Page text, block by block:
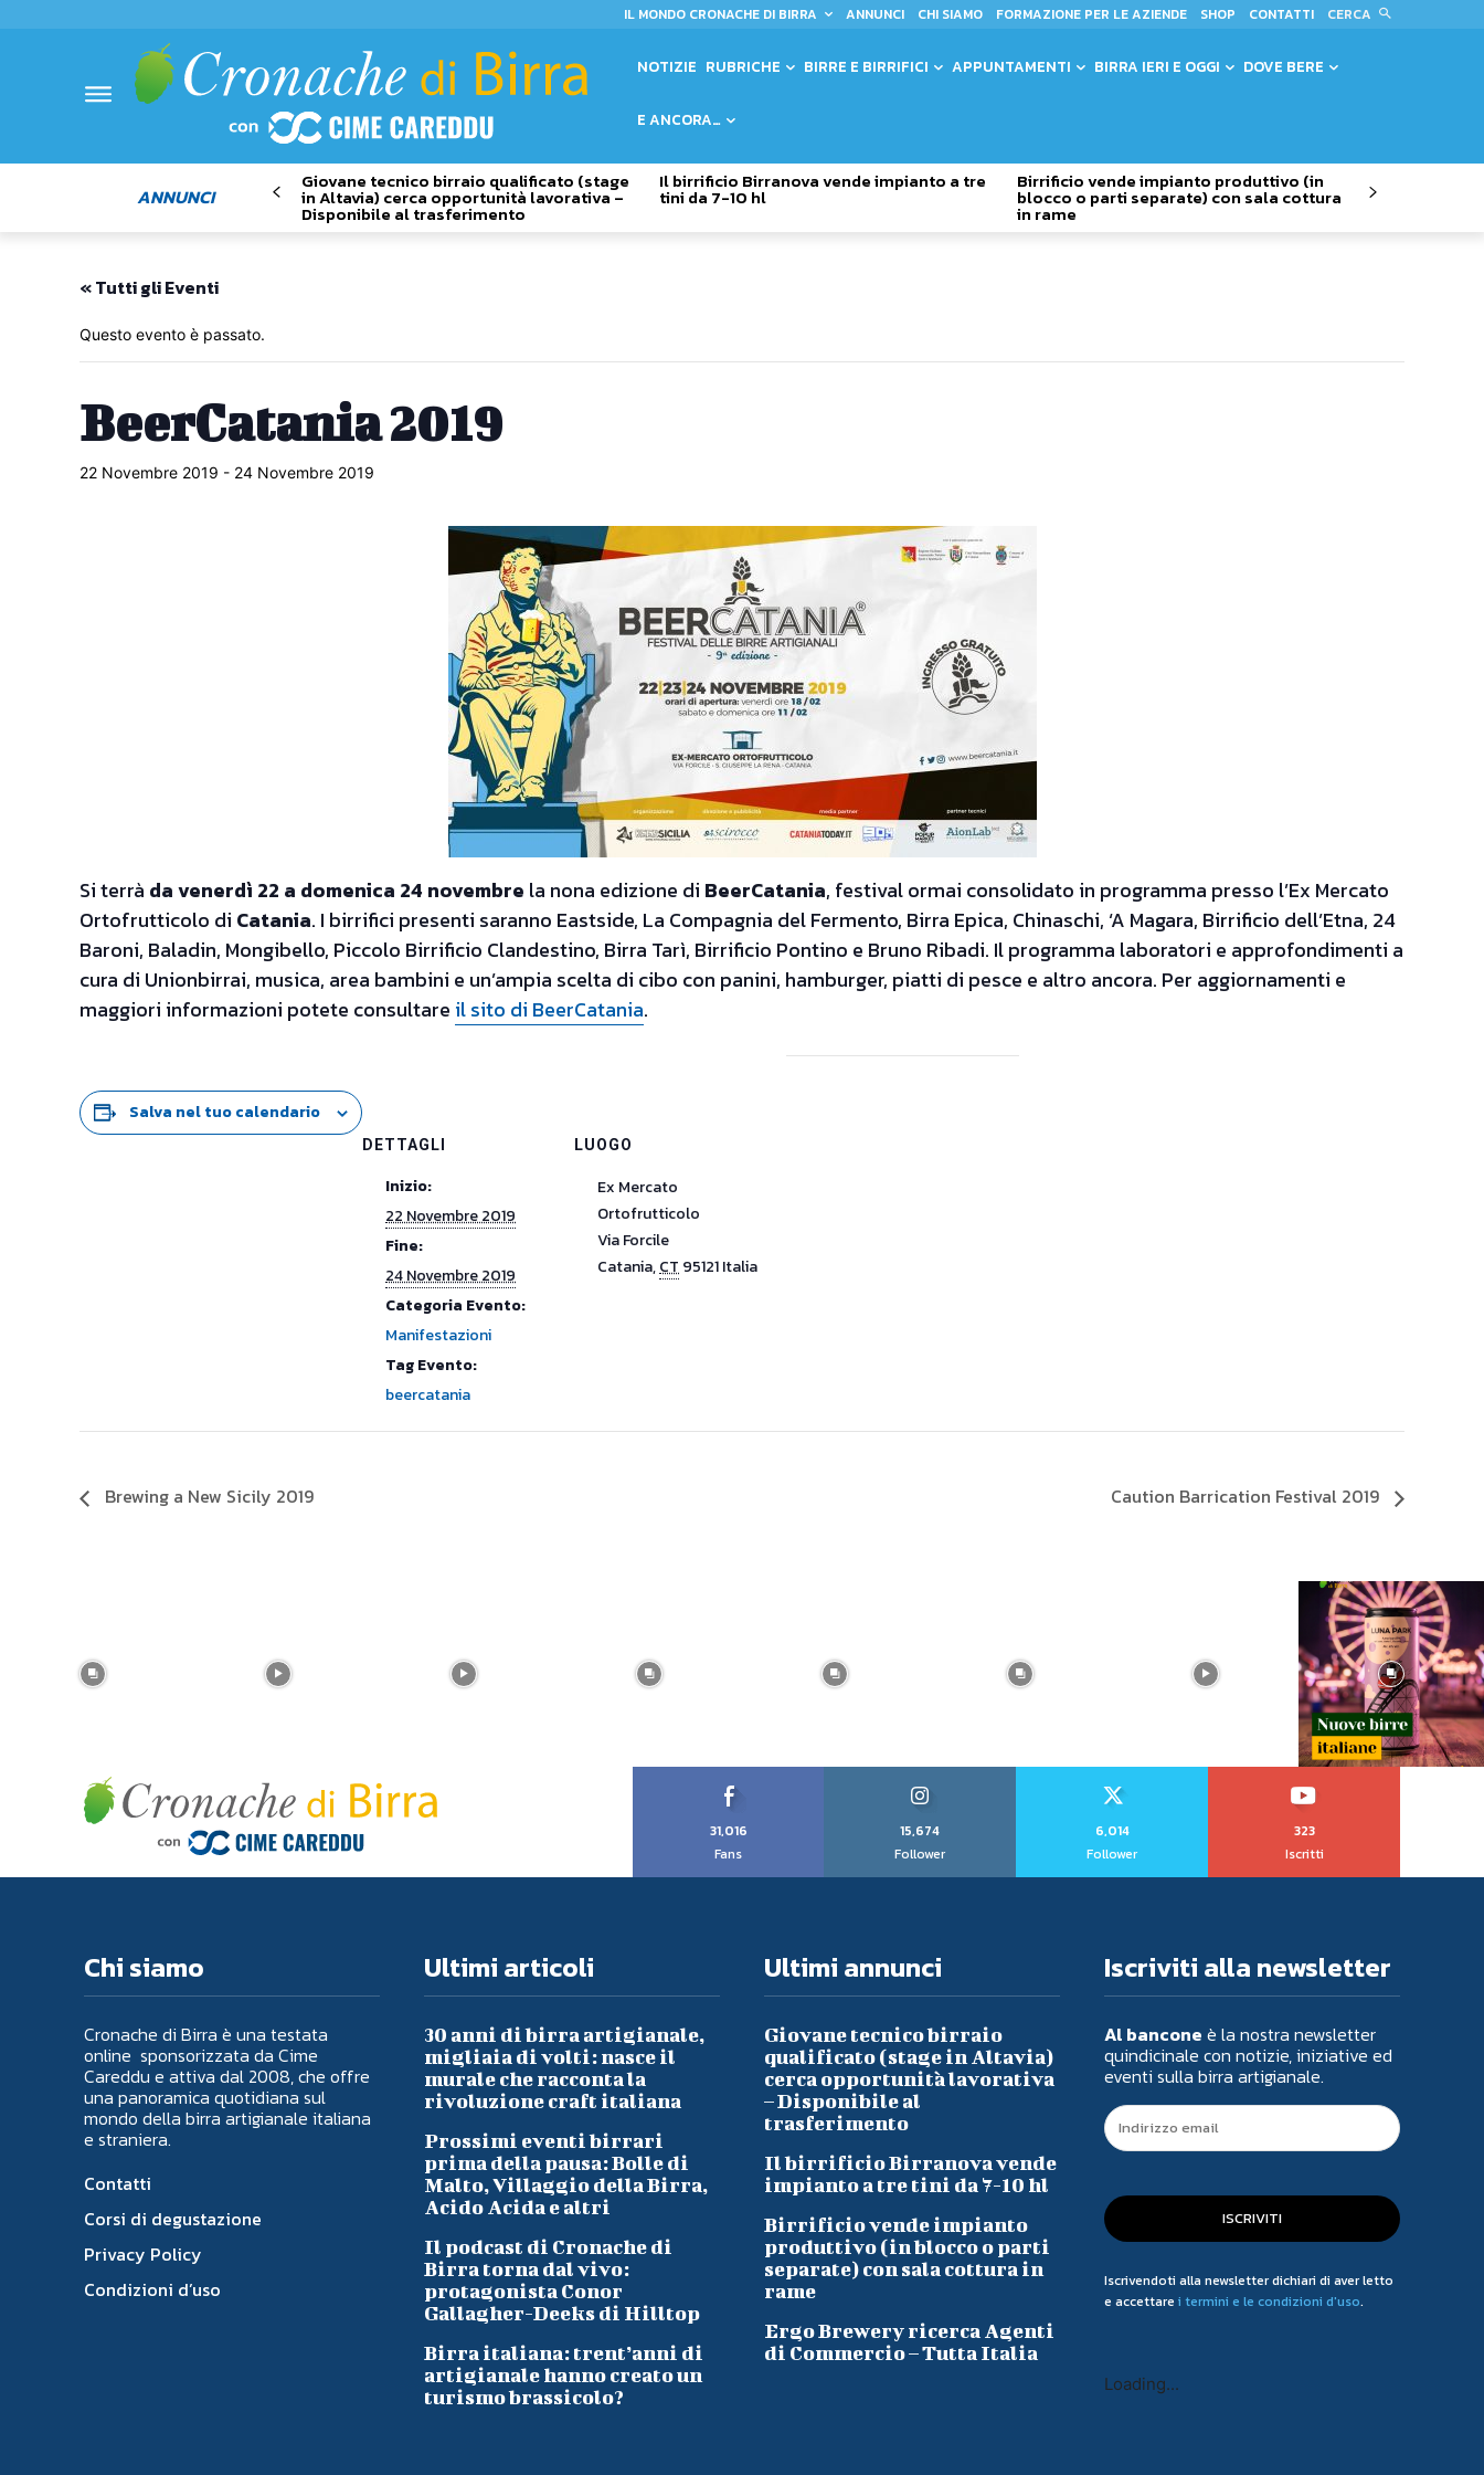
IL MONDO CRONACHE DI BIRRA ANNUNCI CHI SIAMO FORMAZIONE PER LE AZIENDE SHOP CONTATTI CERCA
NOTIZIE RUBRICHE BIRRE E BIRRIFICI APPUNTAMENTI BIRRA IERI E OGGI DOVE BERE
E ANCORA…
ANNUNCI
Giovane tecnico birraio qualificato (stage
in Altavia) cerca opportunità lavorativa –
Disponibile al trasferimento
Il birrificio Birranova vende impianto a tre
tini da 7-10 hl
Birrificio vende impianto produttivo (in
blocco o parti separate) con sala cottura
in rame
« Tutti gli Eventi
Questo evento è passato.
BeerCatania 2019
22 Novembre 2019 - 24 Novembre 2019
Si terrà da venerdì 22 a domenica 24 novembre la nona edizione di BeerCatania, festival ormai consolidato in programma presso l’Ex Mercato
Ortofrutticolo di Catania. I birrifici presenti saranno Eastside, La Compagnia del Fermento, Birra Epica, Chinaschi, ‘A Magara, Birrificio dell’Etna, 24
Baroni, Baladin, Mongibello, Piccolo Birrificio Clandestino, Birra Tarì, Birrificio Pontino e Bruno Ribadi. Il programma laboratori e approfondimenti a
cura di Unionbirrai, musica, area bambini e un’ampia scelta di cibo con panini, hamburger, piatti di pesce e altro ancora. Per aggiornamenti e
maggiori informazioni potete consultare il sito di BeerCatania.
Salva nel tuo calendario
DETTAGLI
Inizio:
22 Novembre 2019
Fine:
24 Novembre 2019
Categoria Evento:
Manifestazioni
Tag Evento:
beercatania
LUOGO
Ex Mercato
Ortofrutticolo
Via Forcile
Catania,CT95121Italia
Brewing a New Sicily 2019 Caution Barrication Festival 2019
31,016
Fans
15,674
Follower
6,014
Follower
323
Iscritti
Chi siamo
Cronache di Birra è una testata
online sponsorizzata da Cime
Careddu e attiva dal 2008, che offre
una panoramica quotidiana sul
mondo della birra artigianale italiana
e straniera.
Contatti
Corsi di degustazione
Privacy Policy
Condizioni d’uso
Ultimi articoli
30 anni di birra artigianale,
migliaia di volti: nasce il
murale che racconta la
rivoluzione craft italiana
Prossimi eventi birrari
prima della pausa: Bolle di
Malto, Villaggio della Birra,
Acido Acida e altri
Il podcast di Cronache di
Birra torna dal vivo:
protagonista Conor
Gallagher-Deeks di Hilltop
Birra italiana: trent’anni di
artigianale hanno creato un
turismo brassicolo?
Ultimi annunci
Giovane tecnico birraio
qualificato (stage in Altavia)
cerca opportunità lavorativa
– Disponibile al
trasferimento
Il birrificio Birranova vende
impianto a tre tini da 7-10 hl
Birrificio vende impianto
produttivo (in blocco o parti
separate) con sala cottura in
rame
Ergo Brewery ricerca Agenti
di Commercio – Tutta Italia
Iscriviti alla newsletter
Al bancone è la nostra newsletter
quindicinale con notizie, iniziative ed
eventi sulla birra artigianale.
ISCRIVITI
Iscrivendoti alla newsletter dichiari di aver letto
e accettare i termini e le condizioni d'uso.
Loading...